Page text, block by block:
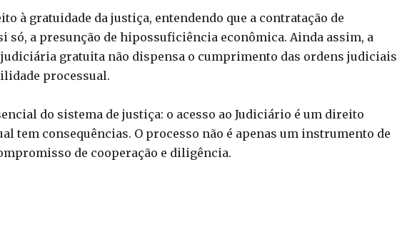
à gratuidade da justiça, entendendo que a contratação de
só, a presunção de hipossuficiência econômica. Ainda assim, a
gratuita não dispensa o cumprimento das ordens judiciais
processual.
do sistema de justiça: o acesso ao Judiciário é um direito
tem consequências. O processo não é apenas um instrumento de
de cooperação e diligência.